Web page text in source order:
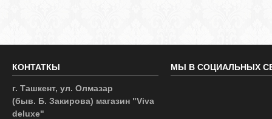
КОНТАТКЫ
г. Ташкент, ул. Олмазар
(быв. Б. Закирова) магазин "Viva
deluxe"
МЫ В СОЦИАЛЬНЫХ